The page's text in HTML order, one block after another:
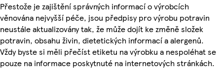
Přestože je zajištění správných informací o výrobcích
věnována nejvyšší péče, jsou předpisy pro výrobu potravin
neustále aktualizovány tak, že může dojít ke změně složek
potravin, obsahu živin, dietetických informací a alergenů.
Vždy byste si měli přečíst etiketu na výrobku a nespoléhat se
pouze na informace poskytnuté na internetových stránkách.